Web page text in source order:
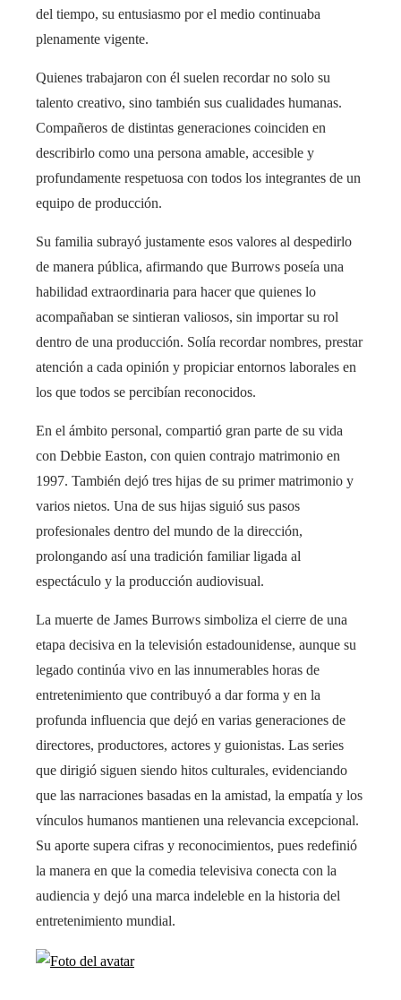
del tiempo, su entusiasmo por el medio continuaba
plenamente vigente.
Quienes trabajaron con él suelen recordar no solo su
talento creativo, sino también sus cualidades humanas.
Compañeros de distintas generaciones coinciden en
describirlo como una persona amable, accesible y
profundamente respetuosa con todos los integrantes de un
equipo de producción.
Su familia subrayó justamente esos valores al despedirlo
de manera pública, afirmando que Burrows poseía una
habilidad extraordinaria para hacer que quienes lo
acompañaban se sintieran valiosos, sin importar su rol
dentro de una producción. Solía recordar nombres, prestar
atención a cada opinión y propiciar entornos laborales en
los que todos se percibían reconocidos.
En el ámbito personal, compartió gran parte de su vida
con Debbie Easton, con quien contrajo matrimonio en
1997. También dejó tres hijas de su primer matrimonio y
varios nietos. Una de sus hijas siguió sus pasos
profesionales dentro del mundo de la dirección,
prolongando así una tradición familiar ligada al
espectáculo y la producción audiovisual.
La muerte de James Burrows simboliza el cierre de una
etapa decisiva en la televisión estadounidense, aunque su
legado continúa vivo en las innumerables horas de
entretenimiento que contribuyó a dar forma y en la
profunda influencia que dejó en varias generaciones de
directores, productores, actores y guionistas. Las series
que dirigió siguen siendo hitos culturales, evidenciando
que las narraciones basadas en la amistad, la empatía y los
vínculos humanos mantienen una relevancia excepcional.
Su aporte supera cifras y reconocimientos, pues redefinió
la manera en que la comedia televisiva conecta con la
audiencia y dejó una marca indeleble en la historia del
entretenimiento mundial.